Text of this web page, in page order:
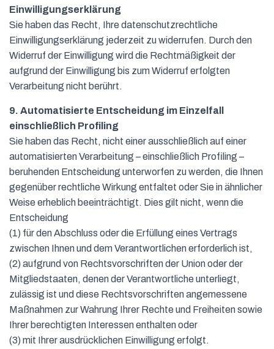
Einwilligungserklärung
Sie haben das Recht, Ihre datenschutzrechtliche
Einwilligungserklärung jederzeit zu widerrufen. Durch den
Widerruf der Einwilligung wird die Rechtmäßigkeit der
aufgrund der Einwilligung bis zum Widerruf erfolgten
Verarbeitung nicht berührt.
9. Automatisierte Entscheidung im Einzelfall
einschließlich Profiling
Sie haben das Recht, nicht einer ausschließlich auf einer
automatisierten Verarbeitung – einschließlich Profiling –
beruhenden Entscheidung unterworfen zu werden, die Ihnen
gegenüber rechtliche Wirkung entfaltet oder Sie in ähnlicher
Weise erheblich beeinträchtigt. Dies gilt nicht, wenn die
Entscheidung
(1) für den Abschluss oder die Erfüllung eines Vertrags
zwischen Ihnen und dem Verantwortlichen erforderlich ist,
(2) aufgrund von Rechtsvorschriften der Union oder der
Mitgliedstaaten, denen der Verantwortliche unterliegt,
zulässig ist und diese Rechtsvorschriften angemessene
Maßnahmen zur Wahrung Ihrer Rechte und Freiheiten sowie
Ihrer berechtigten Interessen enthalten oder
(3) mit Ihrer ausdrücklichen Einwilligung erfolgt.